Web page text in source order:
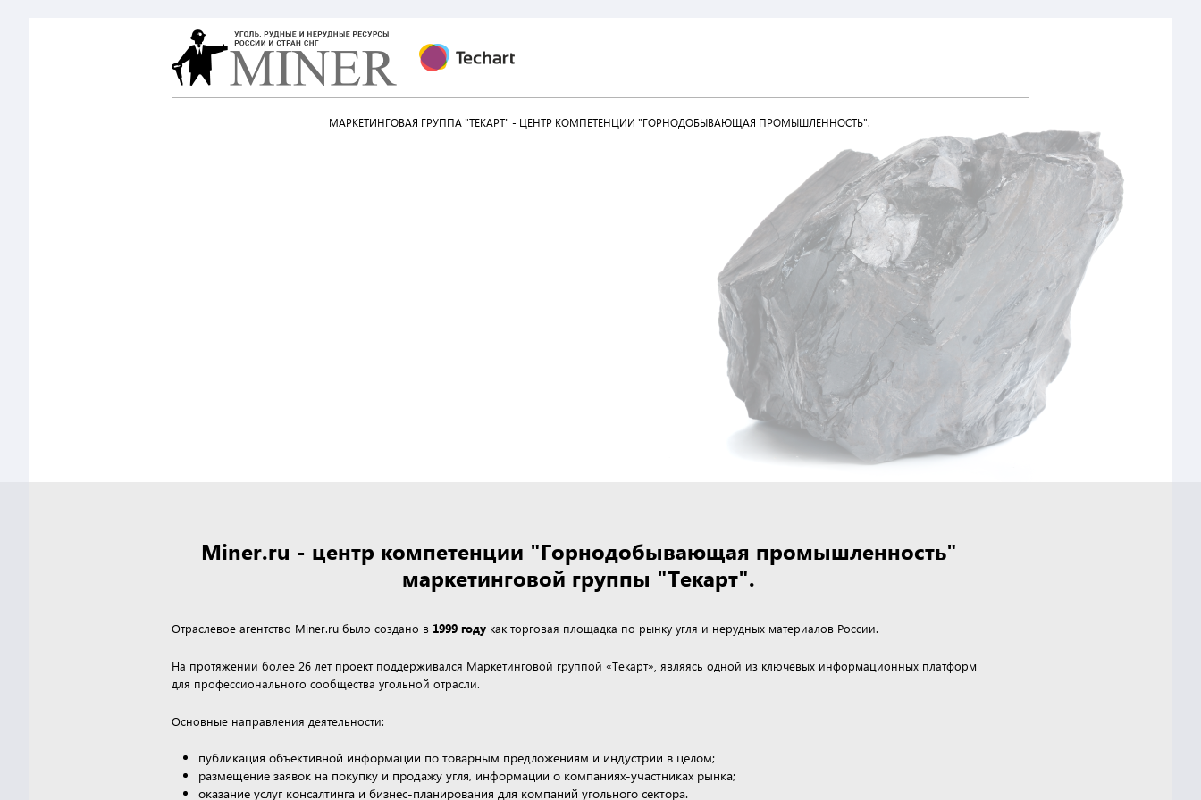
МАРКЕТИНГОВАЯ ГРУППА "ТЕКАРТ" - ЦЕНТР КОМПЕТЕНЦИИ "ГОРНОДОБЫВАЮЩАЯ ПРОМЫШЛЕННОСТЬ".
Miner.ru - центр компетенции "Горнодобывающая промышленность"
маркетинговой группы "Текарт".
Отраслевое агентство Miner.ru было создано в 1999 году как торговая площадка по рынку угля и нерудных материалов России.
На протяжении более 26 лет проект поддерживался Маркетинговой группой «Текарт», являясь одной из ключевых информационных платформ
для профессионального сообщества угольной отрасли.
Основные направления деятельности:
публикация объективной информации по товарным предложениям и индустрии в целом;
размещение заявок на покупку и продажу угля, информации о компаниях-участниках рынка;
оказание услуг консалтинга и бизнес-планирования для компаний угольного сектора.